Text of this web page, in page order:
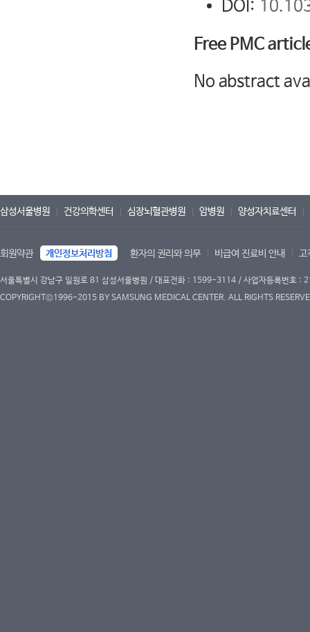
DOI:
Free PMC
No abstract
삼성서울병원 건강의학센터 심장뇌혈관병원 암병원 양성자치료센터
회원약관 개인정보처리방침 환자의 권리와 의무 비급여 진료비 안내 고
서울특별시 강남구 일원로 81 삼성서울병원 / 대표전화 : 1599-3114 / 사업자등록번호
COPYRIGHT©1996-2015 BY SAMSUNG MEDICAL CENTER. ALL RIGHTS